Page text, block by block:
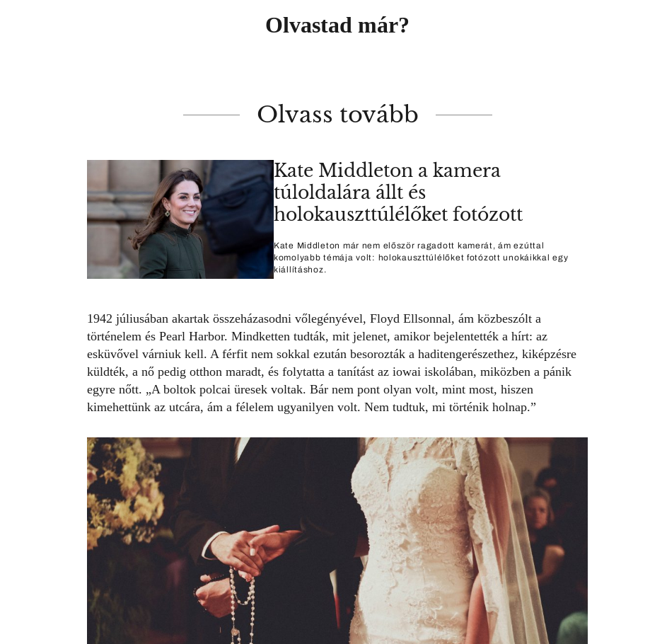
Olvastad már?
Olvass tovább
Kate Middleton a kamera
túloldalára állt és
holokauszttúlélőket fotózott
Kate Middleton már nem először ragadott kamerát, ám ezúttal
komolyabb témája volt: holokauszttúlélőket fotózott unokáikkal egy
kiállításhoz.
1942 júliusában akartak összeházasodni vőlegényével, Floyd Ellsonnal, ám közbeszólt a
történelem és Pearl Harbor. Mindketten tudták, mit jelenet, amikor bejelentették a hírt: az
esküvővel várniuk kell. A férfit nem sokkal ezután besorozták a haditengerészethez, kiképzésre
küldték, a nő pedig otthon maradt, és folytatta a tanítást az iowai iskolában, miközben a pánik
egyre nőtt. „A boltok polcai üresek voltak. Bár nem pont olyan volt, mint most, hiszen
kimehettünk az utcára, ám a félelem ugyanilyen volt. Nem tudtuk, mi történik holnap.”